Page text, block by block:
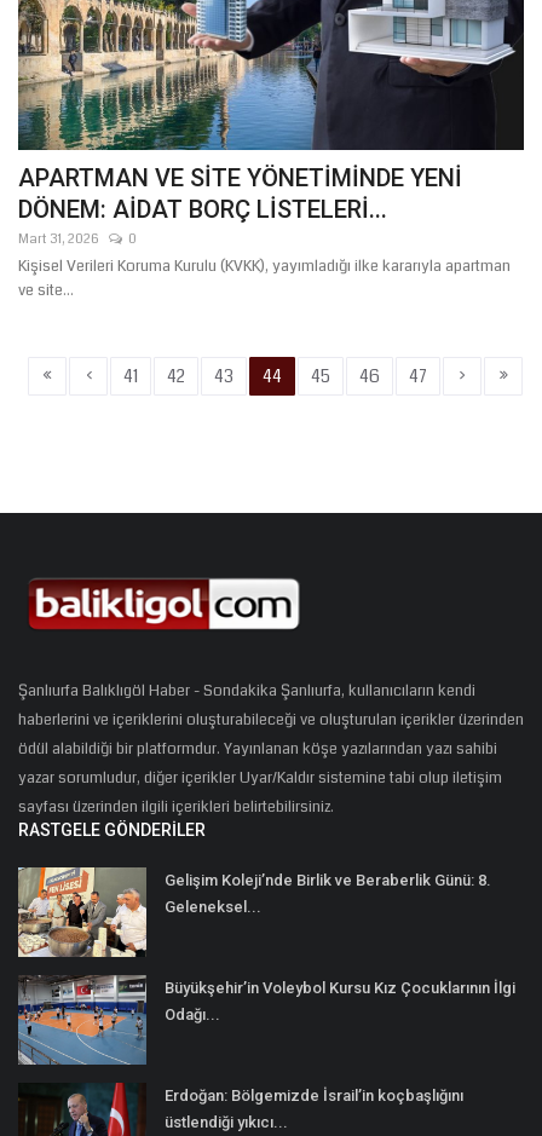
APARTMAN VE SİTE YÖNETİMİNDE YENİ
DÖNEM: AİDAT BORÇ LİSTELERİ...
Mart 31, 2026 0
Kişisel Verileri Koruma Kurulu (KVKK), yayımladığı ilke kararıyla apartman
ve site...
« ‹ 41 42 43 44 45 46 47 › »
Şanlıurfa Balıklıgöl Haber - Sondakika Şanlıurfa, kullanıcıların kendi
haberlerini ve içeriklerini oluşturabileceği ve oluşturulan içerikler üzerinden
ödül alabildiği bir platformdur. Yayınlanan köşe yazılarından yazı sahibi
yazar sorumludur, diğer içerikler Uyar/Kaldır sistemine tabi olup iletişim
sayfası üzerinden ilgili içerikleri belirtebilirsiniz.
RASTGELE GÖNDERILER
Gelişim Koleji’nde Birlik ve Beraberlik Günü: 8.
Geleneksel...
Büyükşehir’in Voleybol Kursu Kız Çocuklarının İlgi
Odağı...
Erdoğan: Bölgemizde İsrail’in koçbaşlığını
üstlendiği yıkıcı...